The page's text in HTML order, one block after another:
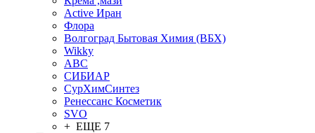
Аctive Иран
Флора
Волгоград Бытовая Химия (ВБХ)
Wikky
АВС
СИБИАР
СурХимСинтез
Ренессанс Косметик
SVO
+ ЕЩЕ 7